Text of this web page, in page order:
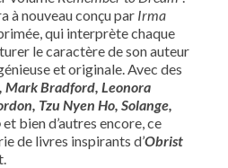
à nouveau conçu par Irma
qui interprète chaque
le caractère de son auteur
et originale. Avec des
Mark Bradford, Leonora
Tzu Nyen Ho, Solange,
et bien d’autres encore, ce
de livres inspirants d’Obrist